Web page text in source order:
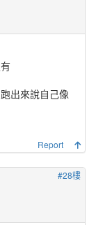
出來說自己像
Report
#28樓